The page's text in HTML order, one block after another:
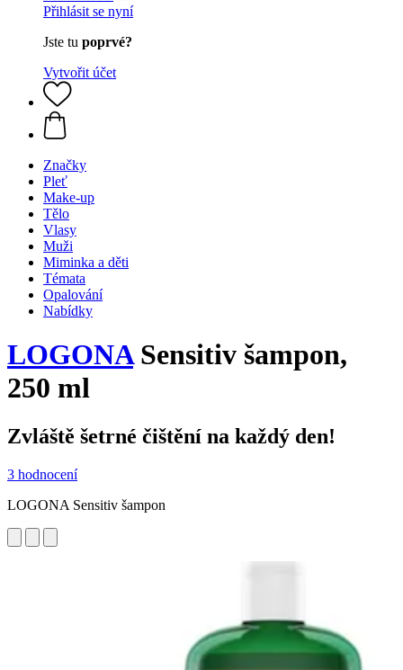
Přihlásit se nyní
Jste tu poprvé?
Vytvořit účet
Značky
Pleť
Make-up
Tělo
Vlasy
Muži
Miminka a děti
Témata
Opalování
Nabídky
LOGONASensitiv šampon,
250 ml
Zvláště šetrné čištění na každý den!
3 hodnocení
LOGONA Sensitiv šampon